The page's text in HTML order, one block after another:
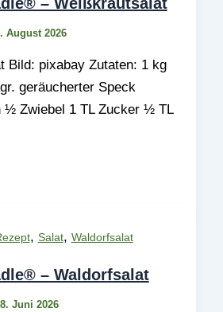
August 2026
Bild: pixabay Zutaten: 1 kg
geräucherter Speck
½ Zwiebel 1 TL Zucker ½ TL
, Salat, Waldorfsalat
– Waldorfsalat
Juni 2026